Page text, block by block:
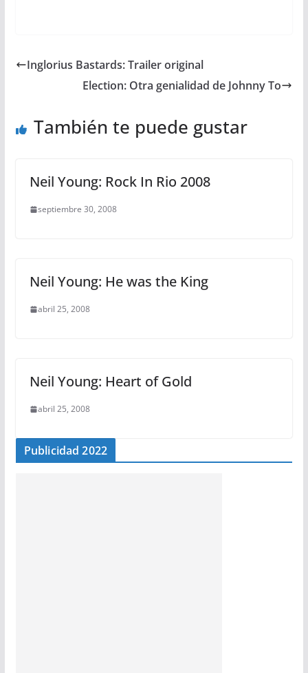
Inglorius Bastards: Trailer original
Election: Otra genialidad de Johnny To
También te puede gustar
Neil Young: Rock In Rio 2008
septiembre 30, 2008
Neil Young: He was the King
abril 25, 2008
Neil Young: Heart of Gold
abril 25, 2008
Publicidad 2022